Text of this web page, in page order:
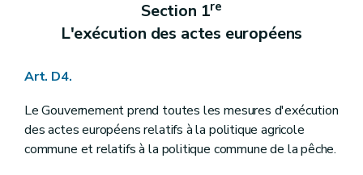
Art. D378
Section 3 Le Comité de concertation et de suivi de la recherche agronomique
Chapitre II
Chapitre III La promotion des innovations et la vulgarisation
Section 1re
La promotion des innovations au sein des exploitations agricoles
Art. D382
Art. D383
Section 1re
L'exécution des actes européens
Art. D4.
Le Gouvernement prend toutes les mesures d'exécution
des actes européens relatifs à la politique agricole
commune et relatifs à la politique commune de la pêche.